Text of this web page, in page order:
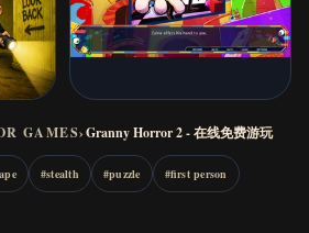
GAMES›Granny Horror 2 - 在线免费游玩
#stealth #puzzle #first person